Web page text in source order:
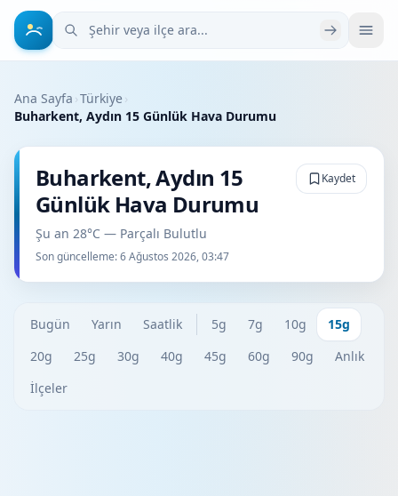
Şehir veya ilçe ara
Ana Sayfa ›Türkiye›
Buharkent, Aydın 15 Günlük Hava Durumu
Buharkent, Aydın 15
Günlük Hava Durumu
Şu an 28°C — Parçalı Bulutlu
Son güncelleme:6 Ağustos 2026, 03:47
Kaydet
Bugün Yarın Saatlik 5g 7g 10g
15g
20g
25g 30g 40g 45g 60g 90g
Anlık
İlçeler